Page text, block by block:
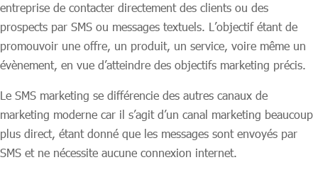
entreprise de contacter directement des clients ou des
prospects par SMS ou messages textuels. L’objectif étant de
promouvoir une offre, un produit, un service, voire même un
évènement, en vue d’atteindre des objectifs marketing précis.
Le SMS marketing se différencie des autres canaux de
marketing moderne car il s’agit d’un canal marketing beaucoup
plus direct, étant donné que les messages sont envoyés par
SMS et ne nécessite aucune connexion internet.